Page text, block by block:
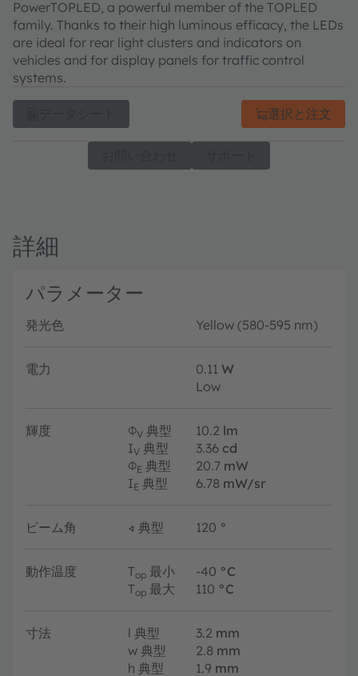
PowerTOPLED, a powerful member of the TOPLED
family. Thanks to their high luminous efficacy, the LEDs
are ideal for rear light clusters and indicators on
vehicles and for display panels for traffic control
systems.
選択と注文
詳細
パラメーター
発光色 Yellow (580-595 nm)
電力 0.11 W
Low
輝度 ΦV 典型 10.2 lm
IV 典型 3.36 cd
ΦE 典型 20.7 mW
IE 典型 6.78 mW/sr
ビーム角 ∢ 典型 120 °
動作温度 Top 最小 -40 °C
Top 最大 110 °C
寸法 l 典型 3.2 mm
w 典型 2.8 mm
h 典型 1.9 mm